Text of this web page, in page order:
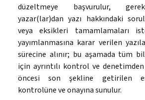
düzeltmeye başvurulur,
yazar(lar)dan yazı hakkındaki
veya eksikleri tamamlamaları
yayımlanmasına karar verilen
sürecine alınır; bu aşamada tüm
için ayrıntılı kontrol ve
öncesi son şekline getirilen
kontrolüne ve onayına sunulur.